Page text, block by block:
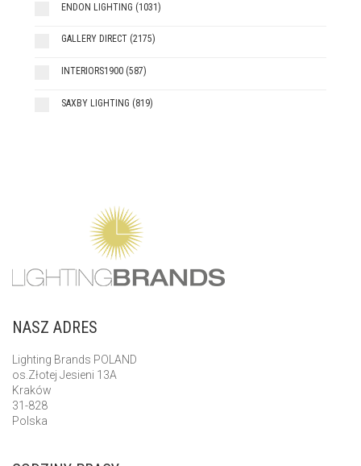
ENDON LIGHTING (1031)
GALLERY DIRECT (2175)
INTERIORS1900 (587)
SAXBY LIGHTING (819)
NASZ ADRES
Lighting Brands POLAND
os.Złotej Jesieni 13A
Kraków
31-828
Polska